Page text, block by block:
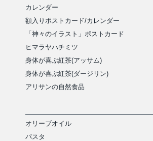
カレンダー
額入りポストカード/カレンダー
「神々のイラスト」ポストカード
ヒマラヤハチミツ
身体が喜ぶ紅茶(アッサム)
身体が喜ぶ紅茶(ダージリン)
アリサンの自然食品
オリーブオイル
パスタ